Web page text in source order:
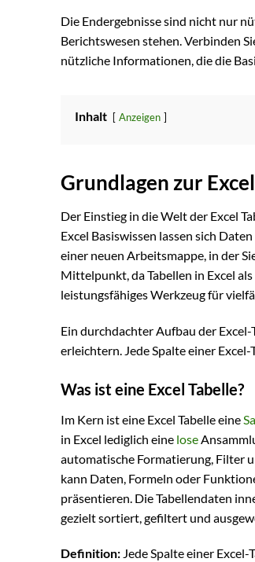
Die Endergebnisse sind nicht nur
Berichtswesen stehen. Verbinden
nützliche Informationen, die die
Inhalt Anzeigen
Grundlagen zur
Der Einstieg in die Welt der Excel
Excel Basiswissen lassen sich
einer neuen Arbeitsmappe, in der
Mittelpunkt, da Tabellen in Excel
leistungsfähiges Werkzeug für
Ein durchdachter Aufbau der
erleichtern. Jede Spalte einer
Was ist eine Excel Tabelle?
Im Kern ist eine Excel Tabelle eine
in Excel lediglich eine lose
automatische Formatierung, Filter
kann Daten, Formeln oder
präsentieren. Die Tabellendaten
gezielt sortiert, gefiltert und
Definition: Jede Spalte einer